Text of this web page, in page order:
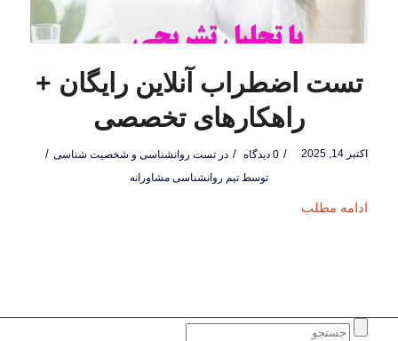
تست اضطراب آنلاین رایگان +
راهکارهای تخصصی
اکتبر 14, 2025 / 0 دیدگاه / درتست روانشناسی و شخصیت شناسی /
توسط تیم روانشناسی مشاورانه
ادامه مطلب